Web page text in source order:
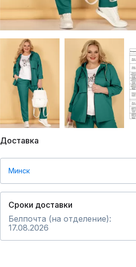
Доставка
Минск
Сроки доставки
Белпочта (на отделение):
17.08.2026